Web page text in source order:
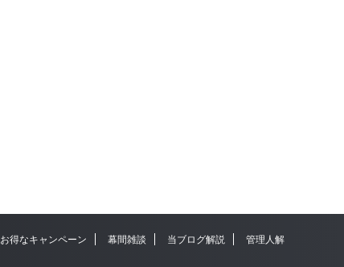
お得なキャンペーン 幕間雑談 当ブログ解説
管理人解